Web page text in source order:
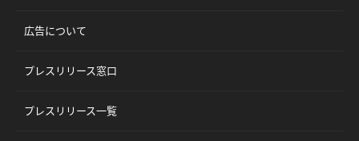
広告について
プレスリリース窓口
プレスリリース一覧